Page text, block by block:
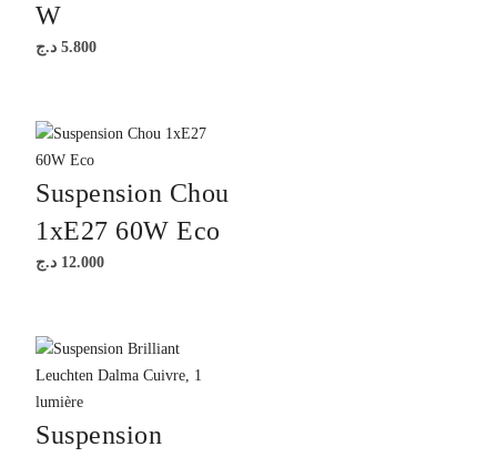
W
5.800 د.ج
Suspension Chou
1xE27 60W Eco
12.000 د.ج
Suspension